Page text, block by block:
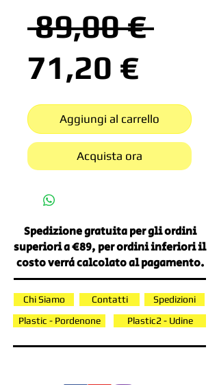
89,00 €
71,20 €
Aggiungi al carrello
Acquista ora
Spedizione gratuita per gli ordini
superiori a €89, per ordini inferiori il
costo verrà calcolato al pagamento.
Chi Siamo Contatti
Spedizioni
Plastic - Pordenone
Plastic2 - Udine